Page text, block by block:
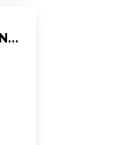
SIROOP ORDAL GRENADINE 750ML/DS6